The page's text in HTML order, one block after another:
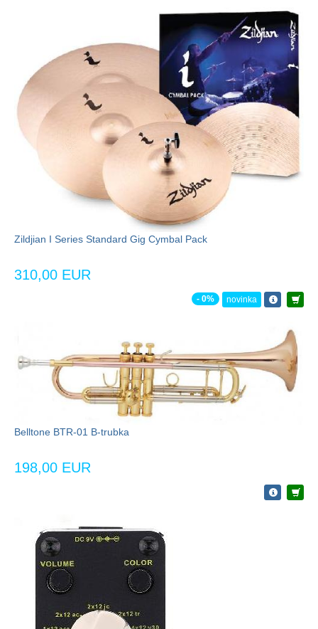
Zildjian I Series Standard Gig Cymbal Pack
310,00 EUR
- 0% novinka
Belltone BTR-01 B-trubka
198,00 EUR